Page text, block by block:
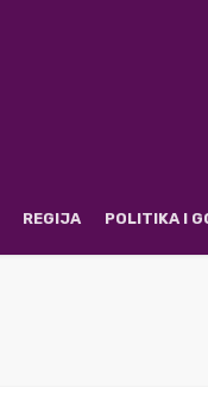
REGIJA POLITIKA I